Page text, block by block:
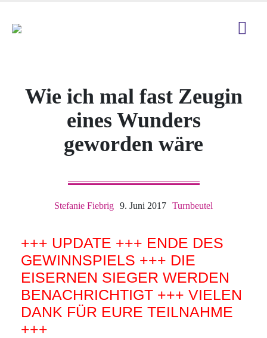
Wie ich mal fast Zeugin
eines Wunders
geworden wäre
Stefanie Fiebrig 9. Juni 2017 Turnbeutel
+++ UPDATE +++ ENDE DES
GEWINNSPIELS +++ DIE
EISERNEN SIEGER WERDEN
BENACHRICHTIGT +++ VIELEN
DANK FÜR EURE TEILNAHME
+++